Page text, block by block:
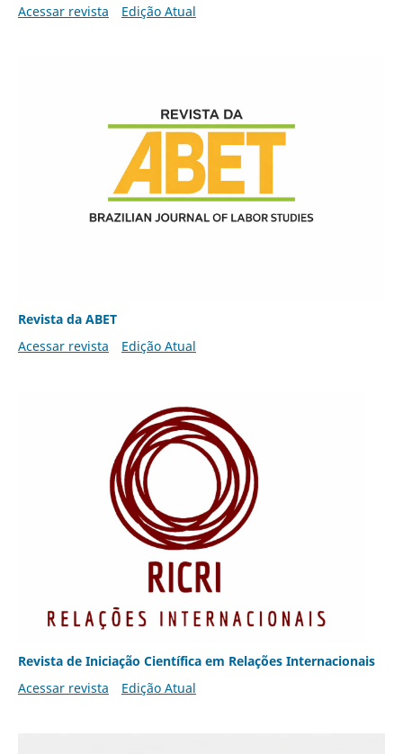
Acessar revista Edição Atual
Revista da ABET
Acessar revista
Edição Atual
Revista de Iniciação Científica em Relações Internacionais
Acessar revista
Edição Atual